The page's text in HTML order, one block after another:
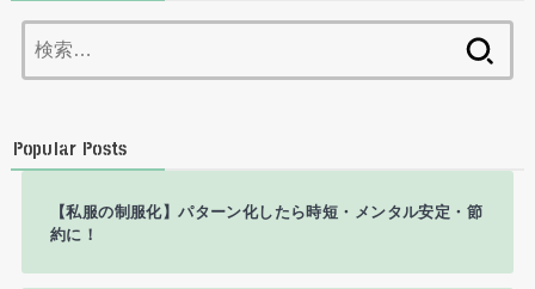
索:
Popular Posts
【私服の制服化】パターン化したら時短・メンタル安定・節
約に！